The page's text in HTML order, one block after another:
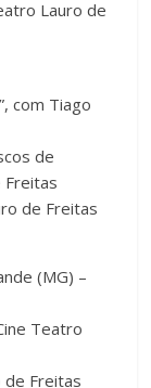
Lauro de
com Tiago
de
Freitas
de Freitas
(MG) –
Teatro
de Freitas